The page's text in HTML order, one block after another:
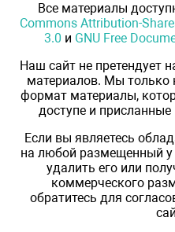
Все материалы
Commons Attribution-
3.0 и GNU Free
Наш сайт не претендует
материалов. Мы только
формат материалы,
доступе и
Если вы являетесь
на любой размещенный
удалить его или
коммерческого
обратитесь для